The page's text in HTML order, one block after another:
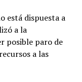
está dispuesta a
a la
posible paro de
a las